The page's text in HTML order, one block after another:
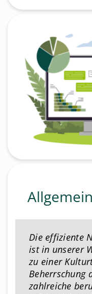
Die effiziente
ist in unserer
zu einer
Beherrschung
zahlreiche